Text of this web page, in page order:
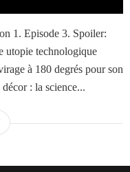
1. Episode 3. Spoiler:
utopie technologique
à 180 degrés pour son
: la science...